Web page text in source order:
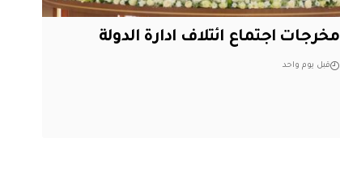
مخرجات اجتماع ائتلاف ادارة الدولة
قبل يوم واحد